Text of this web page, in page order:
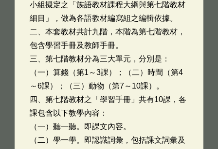
小組擬定之「族語教材課程大綱與第七階教材
細目」，做為各語教材編寫組之編輯依據。
二、本套教材共計九階，本階為第七階教材，
包含學習手冊及教師手冊。
三、第七階教材分為三大單元，分別是：
（一）算錢（第1～3課）；（二）時間（第4
～6課）；（三）動物（第7～10課）。
四、第七階教材之「學習手冊」共有10課，各
課包含以下教學內容：
（一）聽一聽。即課文內容。
（二）學一學。即認識詞彙，包括課文詞彙及